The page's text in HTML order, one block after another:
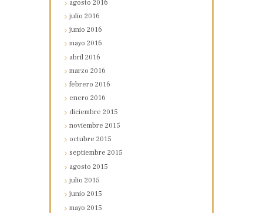
agosto2016
julio2016
junio2016
mayo2016
abril2016
marzo2016
febrero2016
enero2016
diciembre2015
noviembre2015
octubre2015
septiembre2015
agosto2015
julio2015
junio2015
mayo2015